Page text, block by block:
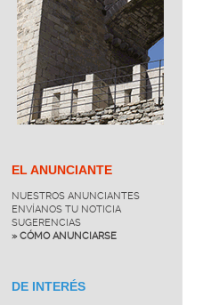
EL ANUNCIANTE
NUESTROS ANUNCIANTES
ENVÍANOS TU NOTICIA
SUGERENCIAS
» CÓMO ANUNCIARSE
DE INTERÉS